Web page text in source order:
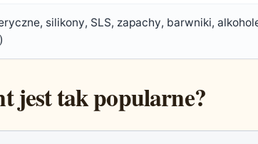
silikony, SLS, zapachy, barwniki,
jest tak popularne?